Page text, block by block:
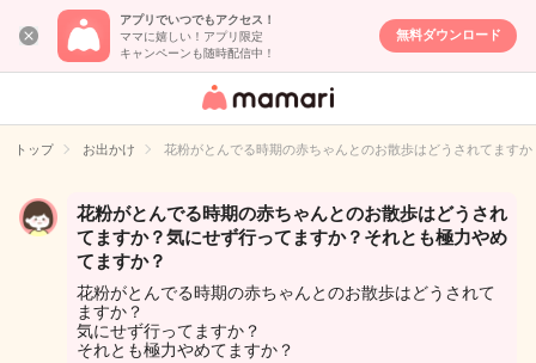
アプリでいつでもアクセス！
ママに嬉しい！アプリ限定
キャンペーンも随時配信中！
無料ダウンロード
女性専用匿名QA
イト
トップ お出かけ 花粉がとんでる時期の赤ちゃんとのお散歩はどうされてます
花粉がとんでる時期の赤ちゃんとのお散歩はどうされ
てますか？気にせず行ってますか？それとも極力やめ
てますか？
花粉がとんでる時期の赤ちゃんとのお散歩はどうされて
ますか？
気にせず行ってますか？
それとも極力やめてますか？